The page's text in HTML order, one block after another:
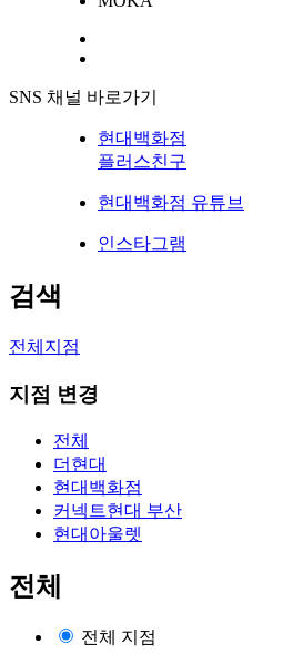
SNS 채널 바로가기
현대백화점
플러스친구
현대백화점 유튜브
인스타그램
검색
전체지점
지점 변경
전체
더현대
현대백화점
커넥트현대 부산
현대아울렛
전체
전체 지점